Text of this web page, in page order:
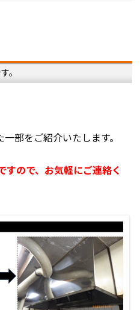
。
部をご紹介いたします。
すので、お気軽にご連絡く